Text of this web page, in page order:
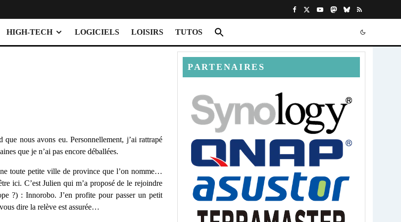
HIGH-TECH LOGICIELS LOISIRS TUTOS
nous avons eu. Personnellement, j’ai rattrapé
que je n’ai pas encore déballées.
toute petite ville de province que l’on nomme…
ici. C’est Julien qui m’a proposé de le rejoindre
?) : Innorobo. J’en profite pour passer un petit
dire la relève est assurée…
PARTENAIRES